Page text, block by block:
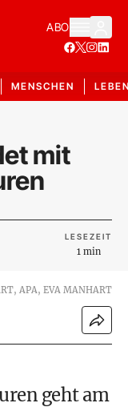
ABO
MENSCHEN
mit
LESEZEIT
1 min
APA, EVA MANHART
geht am